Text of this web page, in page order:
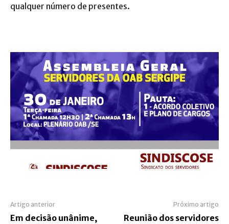
qualquer número de presentes.
Artigo anterior
Em decisão unânime,
Próximo artigo
Reunião dos servidores